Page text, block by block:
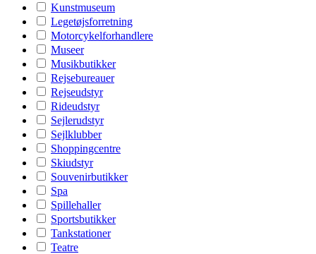
Kunstmuseum
Legetøjsforretning
Motorcykelforhandlere
Museer
Musikbutikker
Rejsebureauer
Rejseudstyr
Rideudstyr
Sejlerudstyr
Sejlklubber
Shoppingcentre
Skiudstyr
Souvenirbutikker
Spa
Spillehaller
Sportsbutikker
Tankstationer
Teatre